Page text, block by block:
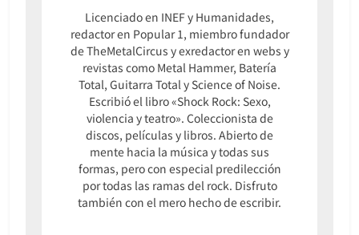
Licenciado en INEF y Humanidades,
redactor en Popular 1, miembro fundador
de TheMetalCircus y exredactor en webs y
revistas como Metal Hammer, Batería
Total, Guitarra Total y Science of Noise.
Escribió el libro «Shock Rock: Sexo,
violencia y teatro». Coleccionista de
discos, películas y libros. Abierto de
mente hacia la música y todas sus
formas, pero con especial predilección
por todas las ramas del rock. Disfruto
también con el mero hecho de escribir.